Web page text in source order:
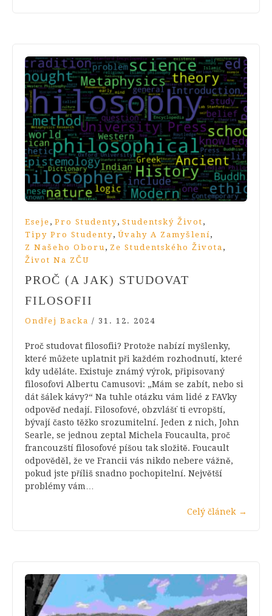
Eseje , Pro Studenty, Studentský Život ,
Tipy Pro Studenty, Úvahy A Zamyšlení,
Z Našeho Oboru, Ze Studentského Života ,
Život Na ZČU
PROČ (A JAK) STUDOVAT
FILOSOFII
Ondřej Backa / 31. 12. 2024
Proč studovat filosofii? Protože nabízí myšlenky,
které můžete uplatnit při každém rozhodnutí, které
kdy uděláte. Existuje známý výrok, připisovaný
filosofovi Albertu Camusovi: „Mám se zabít, nebo si
dát šálek kávy?“ Na tuhle otázku vám lidé z FAVky
odpověď nedají. Filosofové, obzvlášť ti evropští,
bývají často těžko srozumitelní. Jeden z nich, John
Searle, se jednou zeptal Michela Foucaulta, proč
francouzští filosofové píšou tak složitě. Foucault
odpověděl, že ve Francii vás nikdo nebere vážně,
pokud jste příliš snadno pochopitelní. Největší
problémy vám…
Celý článek →